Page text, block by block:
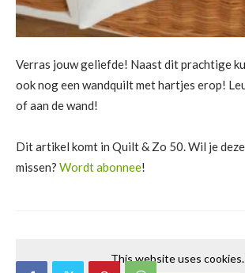
Verras jouw geliefde! Naast dit prachtige
ook nog een wandquilt met hartjes erop!
of aan de wand!
Dit artikel komt in Quilt & Zo 50. Wil je
missen? Wordt abonnee!
This website uses cookies.